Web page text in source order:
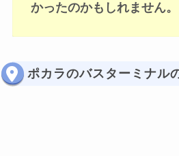
かったのかもしれません。
ポカラのバスターミナル